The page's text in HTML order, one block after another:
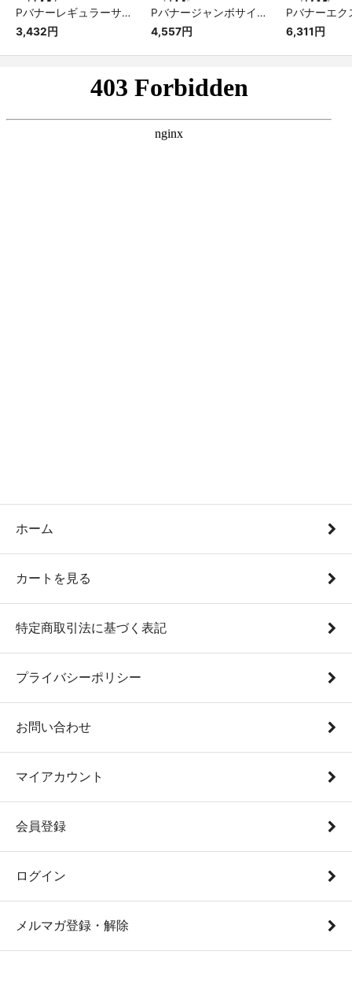
Pバナーレギュラーサイズ専用ポール
3,432円
Pバナージャンボサイズ専用ポール
4,557円
6,311円
ホーム
カートを見る
特定商取引法に基づく表記
プライバシーポリシー
お問い合わせ
マイアカウント
会員登録
ログイン
メルマガ登録・解除